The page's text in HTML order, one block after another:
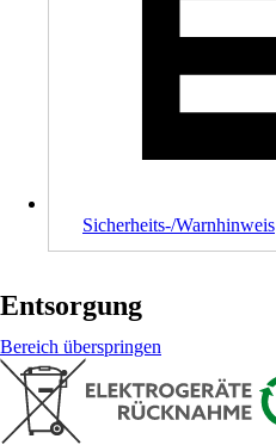
Sicherheits-/Warnhinweis
Entsorgung
Bereich überspringen